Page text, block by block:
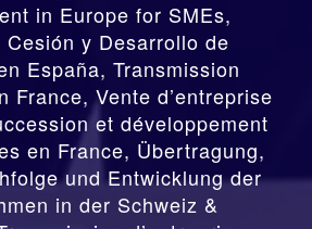
in Europe for SMEs,
Cesión y Desarrollo de
España,Transmission
France, Vente d’entreprise
et développement
en France, Übertragung,
und Entwicklung der
in der Schweiz &